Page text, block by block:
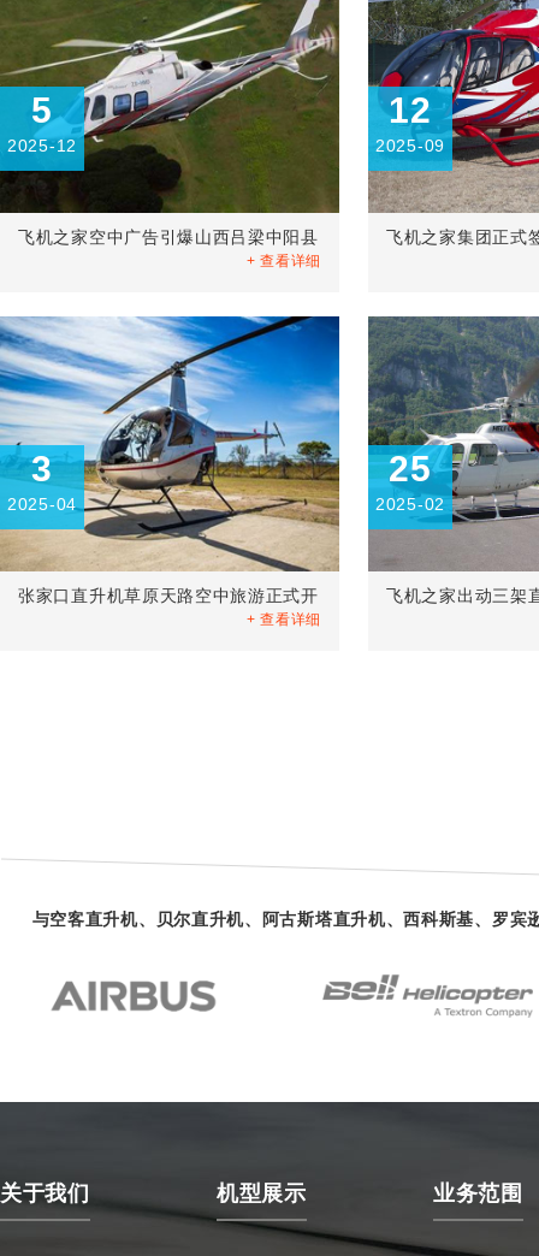
5
2025-12
飞机之家空中广告引爆山西吕梁中阳县
+ 查看详细
12
2025-09
飞机之家集团正式
3
2025-04
张家口直升机草原天路空中旅游正式开
+ 查看详细
25
2025-02
飞机之家出动三架
与空客直升机、贝尔直升机、阿古斯塔直升机、西科斯基、罗
关于我们 机型展示 业务范围